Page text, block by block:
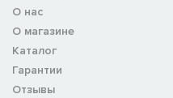
О нас
О магазине
Каталог
Гарантии
Отзывы